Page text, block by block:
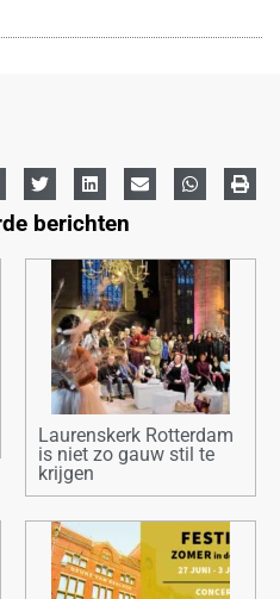
berichten
Laurenskerk Rotterdam
is niet zo gauw stil te
krijgen